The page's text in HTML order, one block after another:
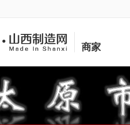
商家